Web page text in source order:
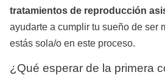
tratamientos de reproducción
ayudarte a cumplir tu sueño de ser
estás sola/o en este proceso.
¿Qué esperar de la primera